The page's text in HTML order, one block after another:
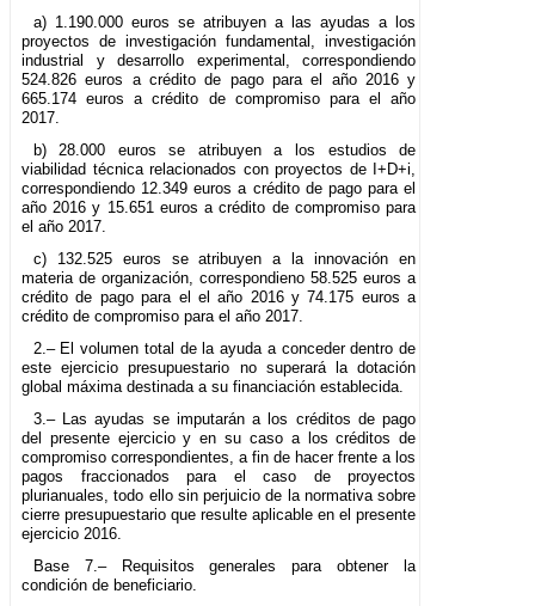
a) 1.190.000 euros se atribuyen a las ayudas a los
proyectos de investigación fundamental, investigación
industrial y desarrollo experimental, correspondiendo
524.826 euros a crédito de pago para el año 2016 y
665.174 euros a crédito de compromiso para el año
2017.
b) 28.000 euros se atribuyen a los estudios de
viabilidad técnica relacionados con proyectos de I+D+i,
correspondiendo 12.349 euros a crédito de pago para el
año 2016 y 15.651 euros a crédito de compromiso para
el año 2017.
c) 132.525 euros se atribuyen a la innovación en
materia de organización, correspondieno 58.525 euros a
crédito de pago para el el año 2016 y 74.175 euros a
crédito de compromiso para el año 2017.
2.– El volumen total de la ayuda a conceder dentro de
este ejercicio presupuestario no superará la dotación
global máxima destinada a su financiación establecida.
3.– Las ayudas se imputarán a los créditos de pago
del presente ejercicio y en su caso a los créditos de
compromiso correspondientes, a fin de hacer frente a los
pagos fraccionados para el caso de proyectos
plurianuales, todo ello sin perjuicio de la normativa sobre
cierre presupuestario que resulte aplicable en el presente
ejercicio 2016.
Base 7.– Requisitos generales para obtener la
condición de beneficiario.